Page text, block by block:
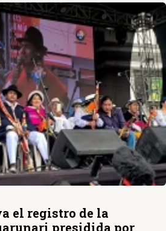
el registro de la
presidida por